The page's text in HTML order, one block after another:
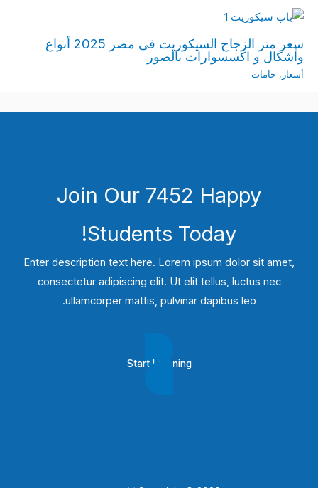
سعر متر الزجاج السيكوريت فى مصر 2025 أنواع
وأشكال و اكسسوارات بالصور
أسعار , خامات
Join Our 7452 Happy
Students​ Today!
Enter description text here. Lorem ipsum dolor sit amet,
consectetur adipiscing elit. Ut elit tellus, luctus nec
ullamcorper mattis, pulvinar dapibus leo.​
Start Learning